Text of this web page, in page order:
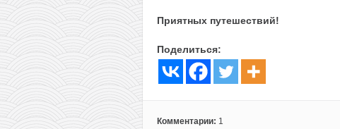
Приятных путешествий!
Поделиться:
Комментарии: 1